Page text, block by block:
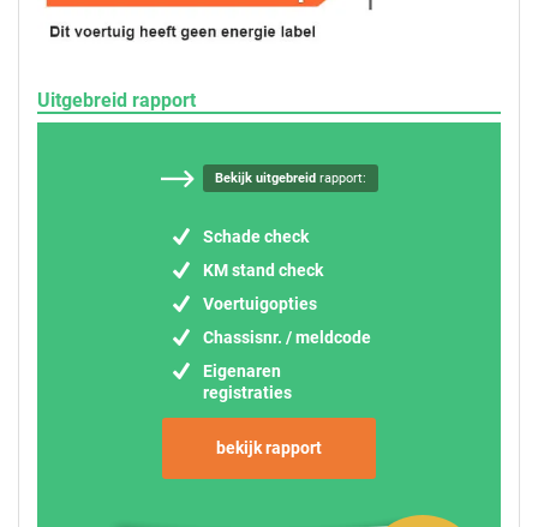
Uitgebreid rapport
Bekijk uitgebreidrapport:
Schade check
KM stand check
Voertuigopties
Chassisnr. / meldcode
Eigenaren
registraties
bekijk rapport